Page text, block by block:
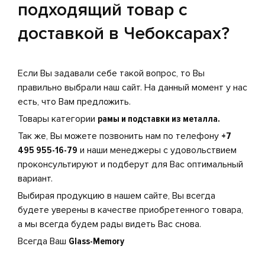
подходящий товар с
доставкой в Чебоксарах?
Если Вы задавали себе такой вопрос, то Вы
правильно выбрали наш сайт. На данный момент у нас
есть, что Вам предложить.
Товары категории рамы и подставки из металла.
Так же, Вы можете позвонить нам по телефону +7
495 955-16-79 и наши менеджеры с удовольствием
проконсультируют и подберут для Вас оптимальный
вариант.
Выбирая продукцию в нашем сайте, Вы всегда
будете уверены в качестве приобретенного товара,
а мы всегда будем рады видеть Вас снова.
Всегда Ваш Glass-Memory